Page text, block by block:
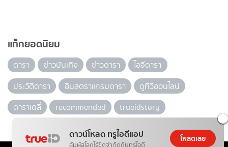
แท็กยอดนิยม
ดารา ข่าวบันเทิง ข่าวดารา
ไอจีดารา
ประวัติดารา
อินสตราแกรมดารา
ดูทีวีออนไลน์
ดาราเดลี่
recommended trueidstory
ดาวน์โหลด ทรูไอดีแอป
สัมผัสโลกไร้ขีดจำกัดกับทรูไอดี
โหลดเลย